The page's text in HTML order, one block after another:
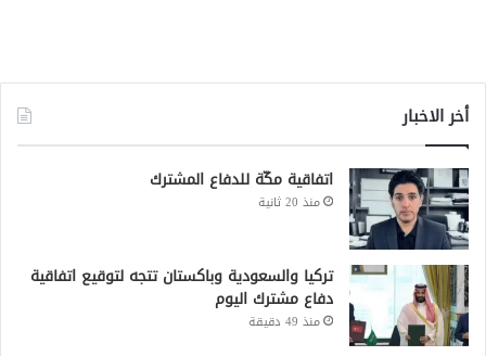
أخر الاخبار
اتفاقية مكّة للدفاع المشترك
منذ 20 ثانية
تركيا والسعودية وباكستان تتجه لتوقيع اتفاقية
دفاع مشترك اليوم
منذ 49 دقيقة